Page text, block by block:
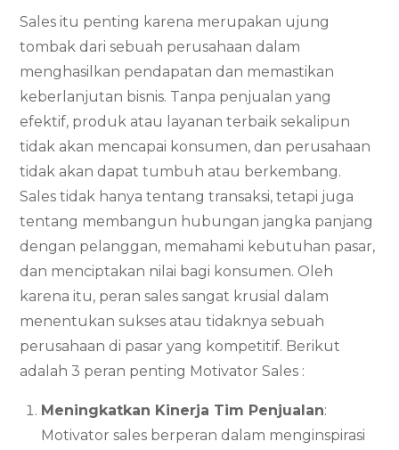
Sales itu penting karena merupakan ujung
tombak dari sebuah perusahaan dalam
menghasilkan pendapatan dan memastikan
keberlanjutan bisnis. Tanpa penjualan yang
efektif, produk atau layanan terbaik sekalipun
tidak akan mencapai konsumen, dan perusahaan
tidak akan dapat tumbuh atau berkembang.
Sales tidak hanya tentang transaksi, tetapi juga
tentang membangun hubungan jangka panjang
dengan pelanggan, memahami kebutuhan pasar,
dan menciptakan nilai bagi konsumen. Oleh
karena itu, peran sales sangat krusial dalam
menentukan sukses atau tidaknya sebuah
perusahaan di pasar yang kompetitif. Berikut
adalah 3 peran penting Motivator Sales :
Meningkatkan Kinerja Tim Penjualan:
Motivator sales berperan dalam menginspirasi